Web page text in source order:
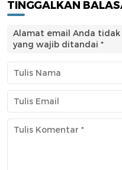
TINGGALKAN
Alamat email Anda tidak
yang wajib ditandai *